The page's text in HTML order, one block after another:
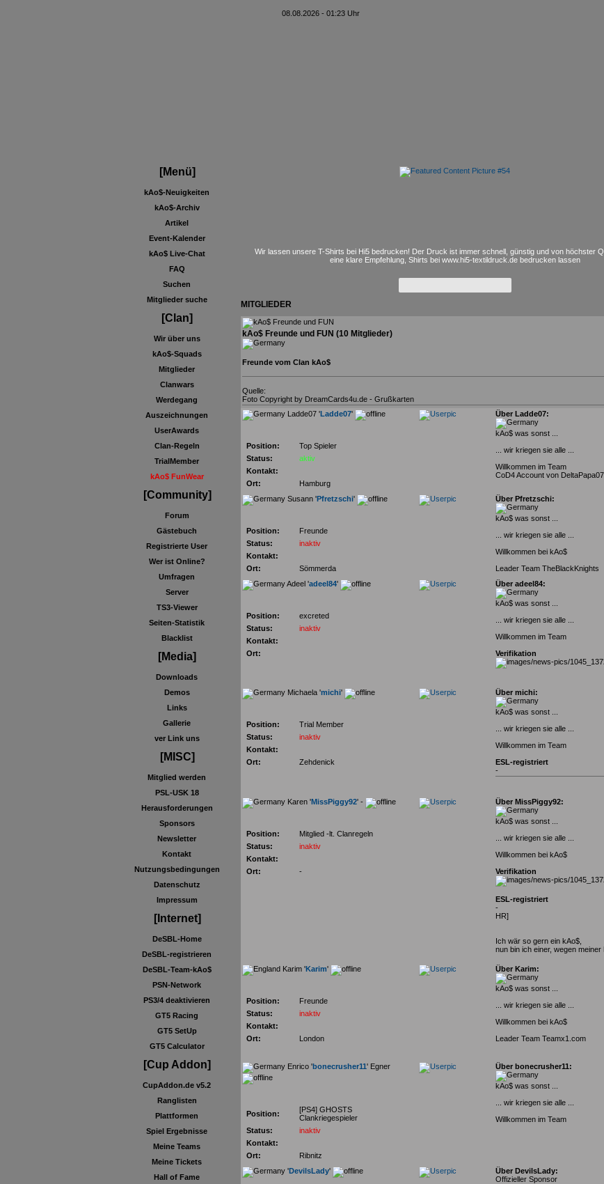
08.08.2026 - 01:23 Uhr
[Menü]
kAo$-Neuigkeiten
kAo$-Archiv
Artikel
Event-Kalender
kAo$ Live-Chat
FAQ
Suchen
Mitglieder suche
[Clan]
Wir über uns
kAo$-Squads
Mitglieder
Clanwars
Werdegang
Auszeichnungen
UserAwards
Clan-Regeln
TrialMember
kAo$ FunWear
[Community]
Forum
Gästebuch
Registrierte User
Wer ist Online?
Umfragen
Server
TS3-Viewer
Seiten-Statistik
Blacklist
[Media]
Downloads
Demos
Links
Gallerie
ver Link uns
[MISC]
Mitglied werden
PSL-USK 18
Herausforderungen
Sponsors
Newsletter
Kontakt
Nutzungsbedingungen
Datenschutz
Impressum
[Internet]
DeSBL-Home
DeSBL-registrieren
DeSBL-Team-kAo$
PSN-Network
PS3/4 deaktivieren
GT5 Racing
GT5 SetUp
GT5 Calculator
[Cup Addon]
CupAddon.de v5.2
Ranglisten
Plattformen
Spiel Ergebnisse
Meine Teams
Meine Tickets
Hall of Fame
Wir lassen unsere T-Shirts bei Hi5 bedrucken! Der Druck ist immer schnell, günstig und von höchster
eine klare Empfehlung, Shirts bei www.hi5-textildruck.de bedrucken lassen
MITGLIEDER
kAo$ Freunde und FUN (10 Mitglieder)
Freunde vom Clan kAo$
Quelle:
Foto Copyright by DreamCards4u.de - Grußkarten
Ladde07 'Ladde07'
Position:
Top Spieler
Status:
aktiv
Kontakt:
Ort:
Hamburg
Über Ladde07:
kAo$ was sonst ...
... wir kriegen sie alle ...
Willkommen im Team
CoD4 Account von DeltaPapa07
Susann 'Pfretzschi'
Position:
Freunde
Status:
inaktiv
Kontakt:
Ort:
Sömmerda
Über Pfretzschi:
kAo$ was sonst ...
... wir kriegen sie alle ...
Willkommen bei kAo$
Leader Team TheBlackKnights
Adeel 'adeel84'
Position:
excreted
Status:
inaktiv
Kontakt:
Ort:
Über adeel84:
kAo$ was sonst ...
... wir kriegen sie alle ...
Willkommen im Team
Verifikation
Michaela 'michi'
Position:
Trial Member
Status:
inaktiv
Kontakt:
Ort:
Zehdenick
Über michi:
kAo$ was sonst ...
... wir kriegen sie alle ...
Willkommen im Team
ESL-registriert
-
Karen 'MissPiggy92' -
Position:
Mitglied -lt. Clanregeln
Status:
inaktiv
Kontakt:
Ort:
-
Über MissPiggy92:
kAo$ was sonst ...
... wir kriegen sie alle ...
Willkommen bei kAo$
Verifikation
ESL-registriert
-
HR]
Ich wär so gern ein kAo$,
nun bin ich einer, wegen meiner
Karim 'Karim'
Position:
Freunde
Status:
inaktiv
Kontakt:
Ort:
London
Über Karim:
kAo$ was sonst ...
... wir kriegen sie alle ...
Willkommen bei kAo$
Leader Team Teamx1.com
Enrico 'bonecrusher11' Egner
Position:
[PS4] GHOSTS
Clankriegespieler
Status:
inaktiv
Kontakt:
Ort:
Ribnitz
Über bonecrusher11:
kAo$ was sonst ...
... wir kriegen sie alle ...
Willkommen im Team
'DevilsLady'
Über DevilsLady:
Offizieller Sponsor